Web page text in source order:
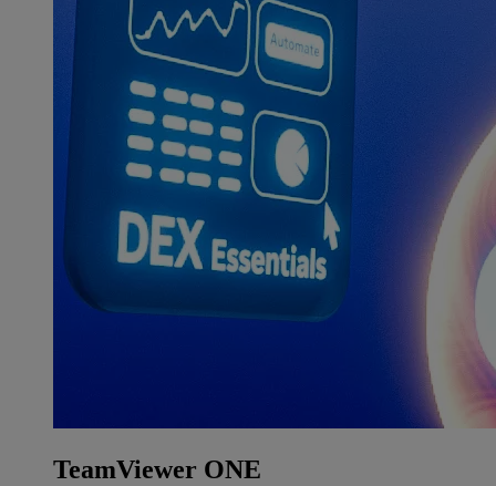
TeamViewer ONE